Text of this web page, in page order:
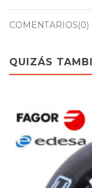
COMENTARIOS(0)
QUIZÁS